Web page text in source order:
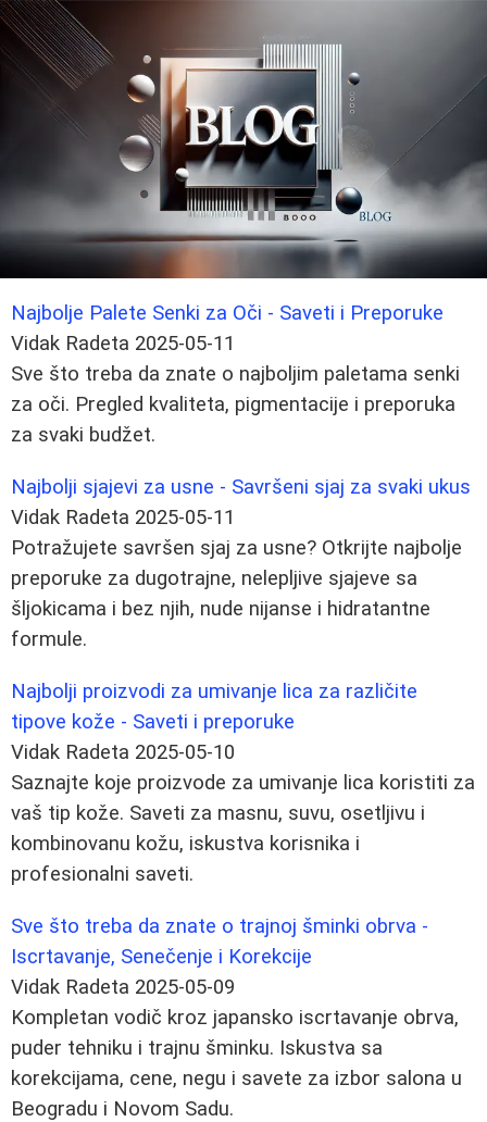
Najbolje Palete Senki za Oči - Saveti i Preporuke
Vidak Radeta 2025-05-11
Sve što treba da znate o najboljim paletama senki
za oči. Pregled kvaliteta, pigmentacije i preporuka
za svaki budžet.
Najbolji sjajevi za usne - Savršeni sjaj za svaki ukus
Vidak Radeta 2025-05-11
Potražujete savršen sjaj za usne? Otkrijte najbolje
preporuke za dugotrajne, nelepljive sjajeve sa
šljokicama i bez njih, nude nijanse i hidratantne
formule.
Najbolji proizvodi za umivanje lica za različite
tipove kože - Saveti i preporuke
Vidak Radeta 2025-05-10
Saznajte koje proizvode za umivanje lica koristiti za
vaš tip kože. Saveti za masnu, suvu, osetljivu i
kombinovanu kožu, iskustva korisnika i
profesionalni saveti.
Sve što treba da znate o trajnoj šminki obrva -
Iscrtavanje, Senečenje i Korekcije
Vidak Radeta 2025-05-09
Kompletan vodič kroz japansko iscrtavanje obrva,
puder tehniku i trajnu šminku. Iskustva sa
korekcijama, cene, negu i savete za izbor salona u
Beogradu i Novom Sadu.